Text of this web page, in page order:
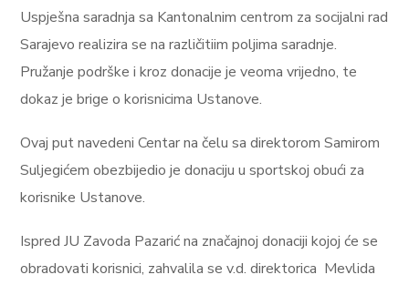
Uspješna saradnja sa Kantonalnim centrom za socijalni rad
Sarajevo realizira se na različitiim poljima saradnje.
Pružanje podrške i kroz donacije je veoma vrijedno, te
dokaz je brige o korisnicima Ustanove.
Ovaj put navedeni Centar na čelu sa direktorom Samirom
Suljegićem obezbijedio je donaciju u sportskoj obući za
korisnike Ustanove.
Ispred JU Zavoda Pazarić na značajnoj donaciji kojoj će se
obradovati korisnici, zahvalila se v.d. direktorica Mevlida